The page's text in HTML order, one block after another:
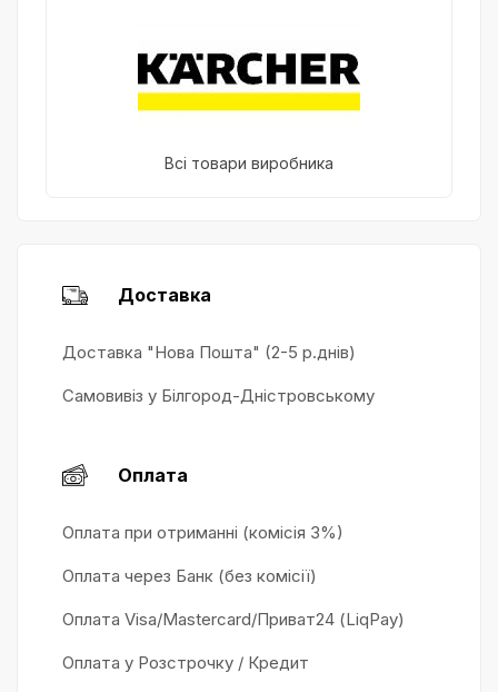
Всі товари виробника
Доставка
Доставка "Нова Пошта" (2-5 р.днів)
Самовивіз у Білгород-Дністровському
Оплата
Оплата при отриманні (комісія 3%)
Оплата через Банк (без комісії)
Оплата Visa/Mastercard/Приват24 (LiqPay)
Оплата у Розстрочку / Кредит